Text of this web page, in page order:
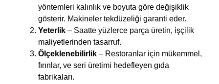
yöntemleri kalınlık ve boyuta göre değişiklik
gösterir. Makineler tekdüzeliği garanti eder.
Yeterlik – Saatte yüzlerce parça üretin, işçilik
maliyetlerinden tasarruf.
Ölçeklenebilirlik – Restoranlar için mükemmel,
fırınlar, ve seri üretimi hedefleyen gıda
fabrikaları.